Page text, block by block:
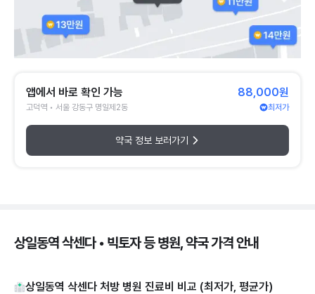
앱에서 바로 확인 가능
고덕역 • 서울 강동구 명일제2동
88,000원
최저가
약국 정보 보러가기
상일동역 삭센다 • 빅토자 등 병원, 약국 가격 안내
상일동역 삭센다 처방 병원 진료비 비교 (최저가, 평균가)